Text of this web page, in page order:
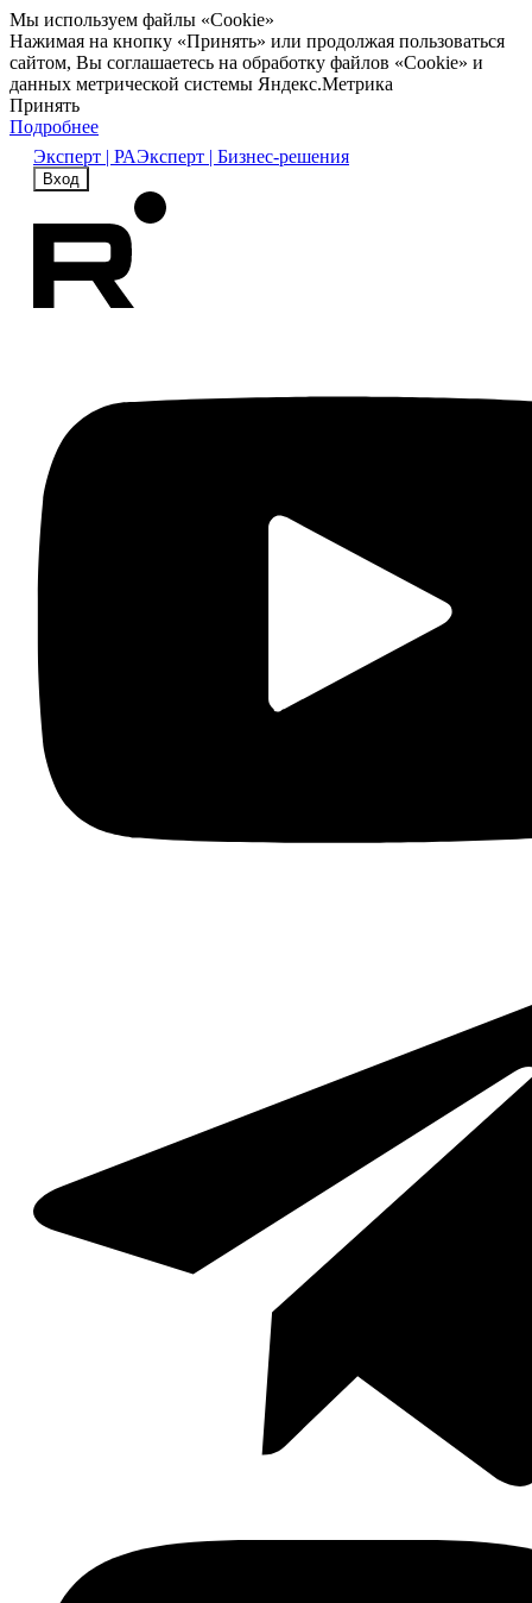
Мы используем файлы «Cookie»
Нажимая на кнопку «Принять» или продолжая пользоваться
сайтом, Вы соглашаетесь на обработку файлов «Cookie» и
данных метрической системы Яндекс.Метрика
Принять
Подробнее
Эксперт | РАЭксперт | Бизнес-решения
Вход